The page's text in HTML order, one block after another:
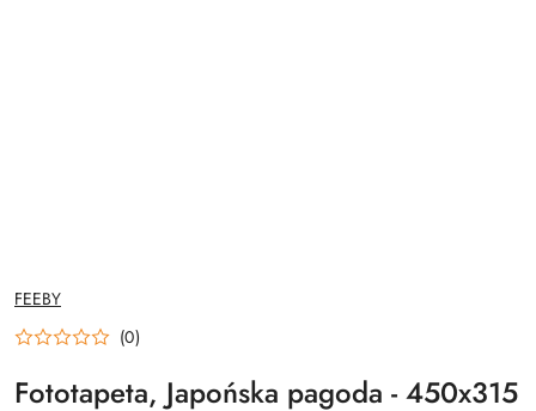
NAZWA
PRODUCENTA:
FEEBY
(0)
Fototapeta, Japońska pagoda - 450x315